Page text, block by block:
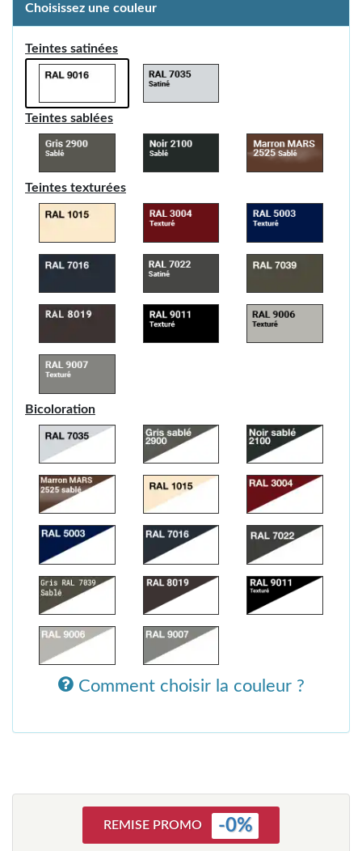
Choisissez une couleur
Teintes satinées
Teintes sablées
Teintes texturées
Bicoloration
Comment choisir la couleur ?
REMISE PROMO -0%